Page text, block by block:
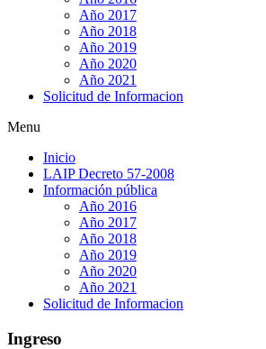
Año 2017
Año 2018
Año 2019
Año 2020
Año 2021
Solicitud de Informacion
Menu
Inicio
LAIP Decreto 57-2008
Información pública
Año 2016
Año 2017
Año 2018
Año 2019
Año 2020
Año 2021
Solicitud de Informacion
Ingreso